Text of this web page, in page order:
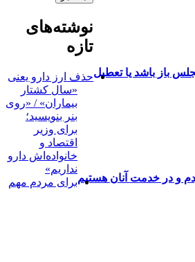
باز باشد یا تعطیل
و در خدمت آنان هستیم
نوشته‌های
تازه
حذف ارز دارو یعنی
«سال کشتار
بیماران» / «روی
بنر بنویسید؛
برای وزیر
اقتصاد و
خانواده‌اش دارو
نداریم»
برای مردم مهم